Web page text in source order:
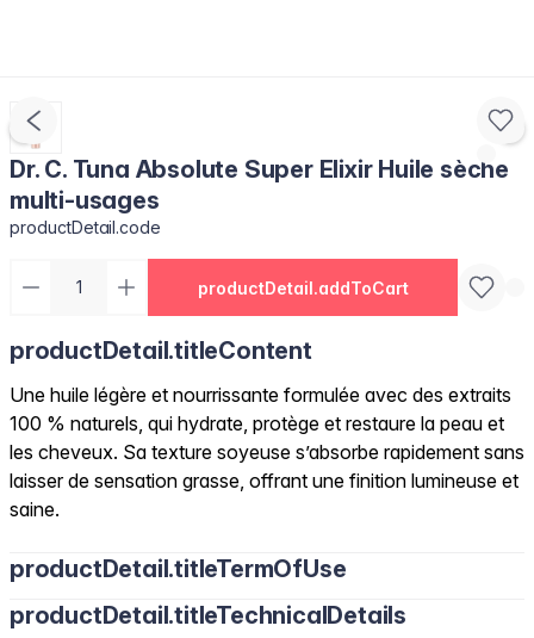
Dr. C. Tuna Absolute Super Elixir Huile sèche
multi-usages
productDetail.code
productDetail.addToCart
productDetail.titleContent
Une huile légère et nourrissante formulée avec des extraits
100 % naturels, qui hydrate, protège et restaure la peau et
les cheveux. Sa texture soyeuse s’absorbe rapidement sans
laisser de sensation grasse, offrant une finition lumineuse et
saine.
productDetail.titleTermOfUse
productDetail.titleTechnicalDetails